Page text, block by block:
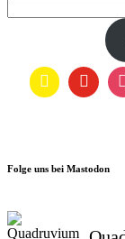
Folge uns bei Mastodon